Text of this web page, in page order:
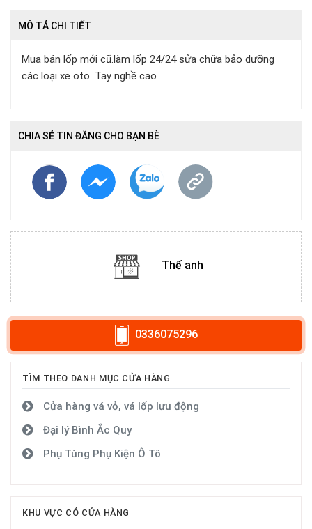
MÔ TẢ CHI TIẾT
Mua bán lốp mới cũ.làm lốp 24/24 sửa chữa bảo dưỡng
các loại xe oto. Tay nghề cao
CHIA SẺ TIN ĐĂNG CHO BẠN BÈ
Thế anh
0336075296
TÌM THEO DANH MỤC CỬA HÀNG
Cửa hàng vá vỏ, vá lốp lưu động
Đại lý Bình Ắc Quy
Phụ Tùng Phụ Kiện Ô Tô
KHU VỰC CÓ CỬA HÀNG